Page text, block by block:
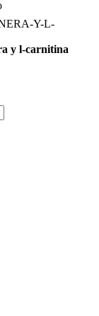
y l-carnitina